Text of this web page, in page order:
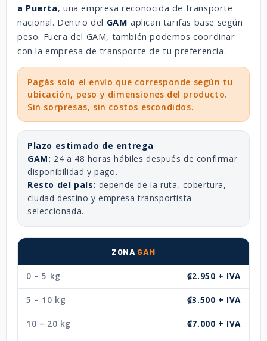
a Puerta, una empresa reconocida de transporte
nacional. Dentro del GAM aplican tarifas base según
peso. Fuera del GAM, también podemos coordinar
con la empresa de transporte de tu preferencia.
Pagás solo el envío que corresponde según tu
ubicación, peso y dimensiones del producto.
Sin sorpresas, sin costos escondidos.
Plazo estimado de entrega
GAM: 24 a 48 horas hábiles después de confirmar
disponibilidad y pago.
Resto del país: depende de la ruta, cobertura,
ciudad destino y empresa transportista
seleccionada.
ZONA GAM
0 – 5 kg ₡2.950 + IVA
5 – 10 kg ₡3.500 + IVA
10 – 20 kg ₡7.000 + IVA